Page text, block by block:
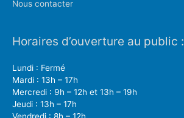
Nous contacter
Horaires d’ouverture au public :
Lundi : Fermé
Mardi : 13h – 17h
Mercredi : 9h – 12h et 13h – 19h
Jeudi : 13h – 17h
Vendredi : 8h – 12h